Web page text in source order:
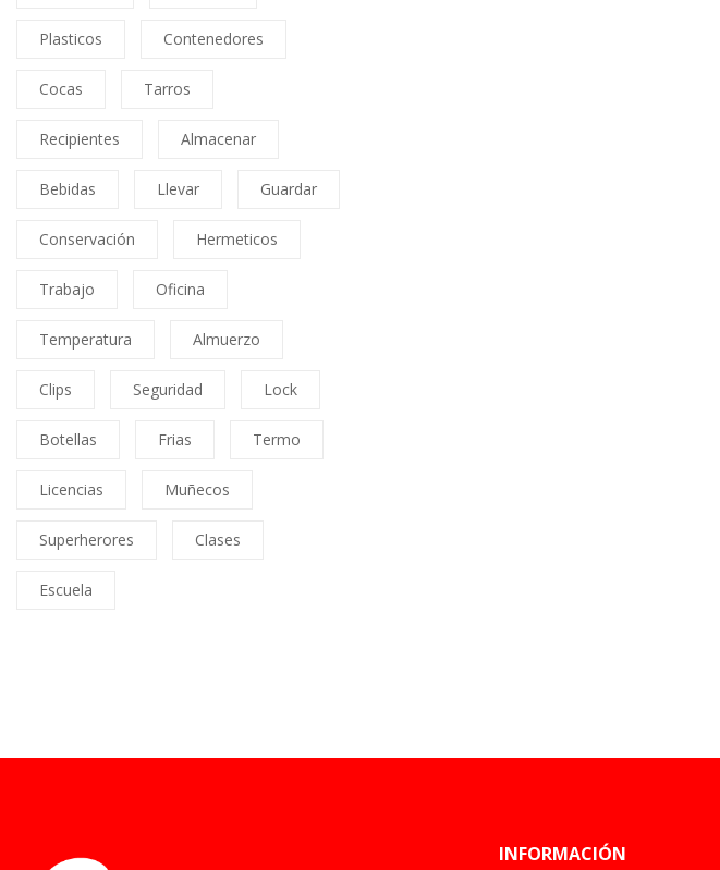
Plasticos Contenedores
Cocas Tarros
Recipientes Almacenar
Bebidas Llevar Guardar
Conservación Hermeticos
Trabajo Oficina
Temperatura Almuerzo
Clips Seguridad Lock
Botellas Frias Termo
Licencias Muñecos
Superherores Clases
Escuela
INFORMACIÓN